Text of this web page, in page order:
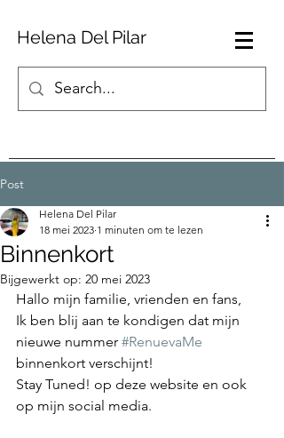
Helena Del Pilar
Post
Binnenkort
Helena Del Pilar
18 mei 2023 1 minuten om te lezen
Bijgewerkt op: 20 mei 2023
Hallo mijn familie, vrienden en fans,
Ik ben blij aan te kondigen dat mijn
nieuwe nummer #RenuevaMe
binnenkort verschijnt!
Stay Tuned! op deze website en ook
op mijn social media.